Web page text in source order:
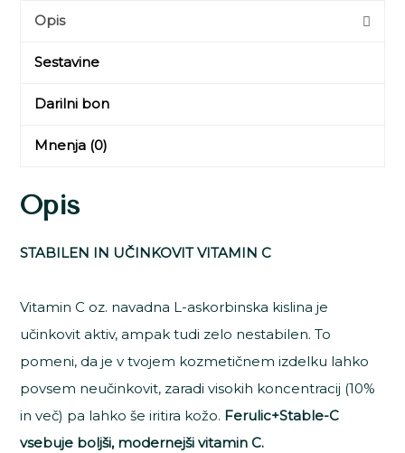
vlažilni
fluid
in
C
količina
Opis
Sestavine
Darilni bon
Mnenja (0)
Opis
STABILEN IN UČINKOVIT VITAMIN C
Vitamin C oz. navadna L-askorbinska kislina je
učinkovit aktiv, ampak tudi zelo nestabilen. To
pomeni, da je v tvojem kozmetičnem izdelku lahko
povsem neučinkovit, zaradi visokih koncentracij (10%
in več) pa lahko še iritira kožo. Ferulic+Stable-C
vsebuje boljši, modernejši vitamin C.